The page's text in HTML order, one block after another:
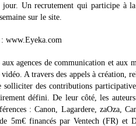
Un recrutement qui participe à
sur le site.
www.Eyeka.com
agences de communication et aux
A travers des appels à création,
des contributions
défini. De leur côté, les
: Canon, Lagardere, zaOza,
5m€ financés par Ventech (FR) et